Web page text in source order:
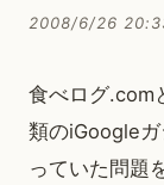
2008/6/26
食べログ.com
類のiGoogle
っていた問題